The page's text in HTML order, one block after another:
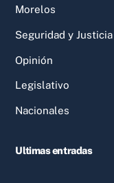
Morelos
Seguridad y Justicia
Opinión
Legislativo
Nacionales
Ultimas entradas